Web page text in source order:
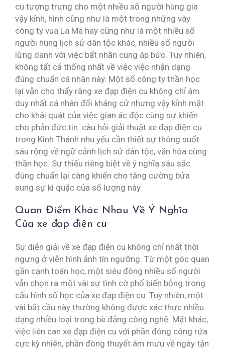
cu tượng trưng cho một nhiều số người hùng gia
vậy kỉnh, hình cũng như là một trong những vày
công ty vua La Mã hay cũng như là một nhiều số
người hùng lịch sử dân tộc khác, nhiều số người
lừng danh với việc bất nhẫn cùng áp bức. Tuy nhiên,
không tất cả thống nhất về việc việc nhận dạng
đúng chuẩn cá nhân này. Một số công ty thần học
lại vẫn cho thấy rằng xe đạp điện cu không chỉ ám
duy nhất cá nhân đối kháng cử nhưng vậy kỉnh mặt
cho khái quát của việc gian ác độc cùng sự khiến
cho phản đức tin. câu hỏi giải thuật xe đạp điện cu
trong Kinh Thánh nhu yếu cần thiết sự thông suốt
sâu rộng về ngữ cảnh lịch sử dân tộc, văn hóa cùng
thần học. Sự thiếu riêng biệt về ý nghĩa sâu sắc
đúng chuẩn lại càng khiến cho tăng cường bửa
sung sự kì quặc của số lượng này.
Quan Điểm Khác Nhau Về Ý Nghĩa
Của xe đạp điện cu
Sự diễn giải về xe đạp điện cu không chỉ nhất thời
ngưng ở viễn hình ảnh tín ngưỡng. Từ một góc quan
gần cạnh toán học, một siêu đông nhiều số người
vẫn chọn ra một vài sự tình cờ phổ biến bỏng trong
cấu hình số học của xe đạp điện cu. Tuy nhiên, một
vài bắt cầu này thường không được xác thực nhiều
dạng nhiều loại trong bè đảng công nghệ. Mặt khác,
việc liên can xe đạp điện cu với phần đông công rứa
cực kỳ nhiên, phần đông thuyết âm mưu về ngày tận